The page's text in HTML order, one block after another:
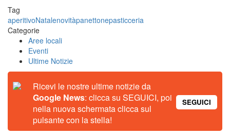
Tag
aperitivoNatalenovitàpanettonepasticceria
Categorie
Aree locali
Eventi
Ultime Notizie
Ricevi le nostre ultime notizie da
Google News: clicca su SEGUICI, poi
nella nuova schermata clicca sul
pulsante con la stella!
SEGUICI